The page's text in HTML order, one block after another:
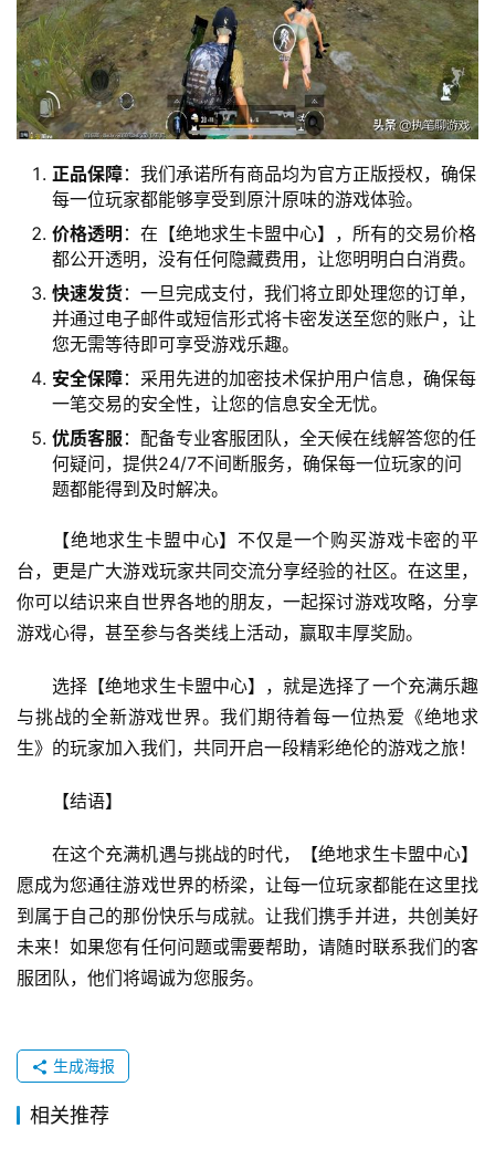
正品保障：我们承诺所有商品均为官方正版授权，确保
每一位玩家都能够享受到原汁原味的游戏体验。
价格透明 ：在【绝地求生卡盟中心】，所有的交易价格
都公开透明，没有任何隐藏费用，让您明明白白消费。
快速发货：一旦完成支付，我们将立即处理您的订单，
并通过电子邮件或短信形式将卡密发送至您的账户，让
您无需等待即可享受游戏乐趣。
安全保障：采用先进的加密技术保护用户信息，确保每
一笔交易的安全性，让您的信息安全无忧。
优质客服：配备专业客服团队，全天候在线解答您的任
何疑问，提供24/7不间断服务，确保每一位玩家的问
题都能得到及时解决。
【绝地求生卡盟中心】不仅是一个购买游戏卡密的平
台，更是广大游戏玩家共同交流分享经验的社区。在这里，
你可以结识来自世界各地的朋友，一起探讨游戏攻略，分享
游戏心得，甚至参与各类线上活动，赢取丰厚奖励。
选择【绝地求生卡盟中心】，就是选择了一个充满乐趣
与挑战的全新游戏世界。我们期待着每一位热爱《绝地求
生》的玩家加入我们，共同开启一段精彩绝伦的游戏之旅！
【结语】
在这个充满机遇与挑战的时代，【绝地求生卡盟中心】
愿成为您通往游戏世界的桥梁，让每一位玩家都能在这里找
到属于自己的那份快乐与成就。让我们携手并进，共创美好
未来！如果您有任何问题或需要帮助，请随时联系我们的客
服团队，他们将竭诚为您服务。
生成海报
相关推荐